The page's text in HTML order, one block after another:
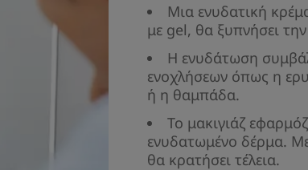
Μια ενυδατική
με gel, θα ξυπνήσει
Η ενυδάτωση
ενοχλήσεων όπως η
ή η θαμπάδα.
Το μακιγιάζ
ενυδατωμένο δέρμα.
θα κρατήσει τέλεια.